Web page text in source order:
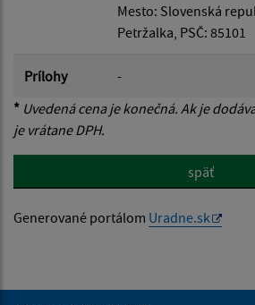
Mesto: Slovenská
Petržalka, PSČ: 85101
Prílohy
-
* Uvedená cena je konečná. Ak je
je vrátane DPH.
späť
Generované portálom Uradne.sk